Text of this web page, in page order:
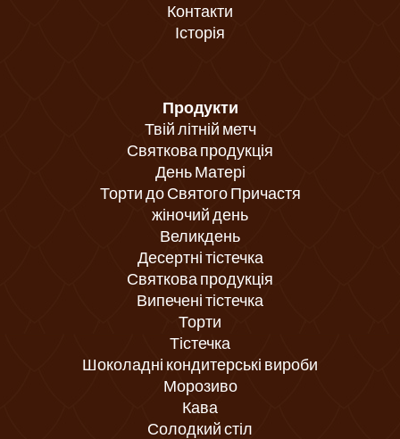
Контакти
Історія
Продукти
Твій літній метч
Святкова продукція
День Матері
Торти до Святого Причастя
жіночий день
Великдень
Десертні тістечка
Святкова продукція
Випечені тістечка
Торти
Тістечка
Шоколадні кондитерські вироби
Морозиво
Кава
Солодкий стіл